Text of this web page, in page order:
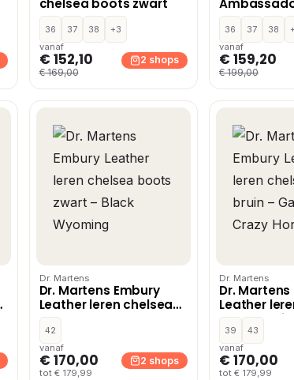
chelsea boots zwart
36 37 38
+3
vanaf
€ 152,10
€ 169,00
2 shops
Cognac
36 37 38
vanaf
€ 159,20
€ 199,00
Dr. Martens
Dr. Martens Embury
Leather leren chelsea
boots zwart – Black
Wyoming
42
vanaf
€ 170,00
tot € 179,99
2 shops
Dr. Martens
Dr. Martens
Leather
boots bruin
Crazy Horse
39
43
vanaf
€ 170,00
tot € 179,99